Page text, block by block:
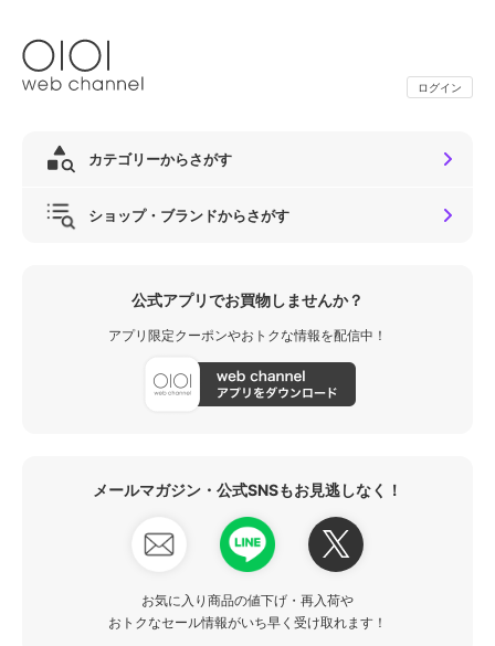
ログイン
カテゴリーからさがす
ショップ・ブランドからさがす
公式アプリでお買物しませんか？
アプリ限定クーポンやおトクな情報を配信中！
メールマガジン・公式SNSもお見逃しなく！
お気に入り商品の値下げ・再入荷や
おトクなセール情報がいち早く受け取れます！